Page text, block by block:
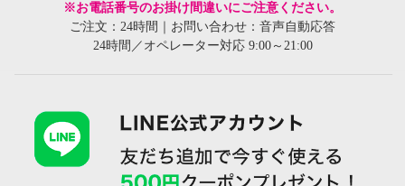
※お電話番号のお掛け間違いにご注意ください。
ご注文：24時間｜お問い合わせ：音声自動応答
24時間／オペレーター対応 9:00～21:00